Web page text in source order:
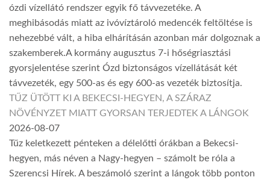
ózdi vízellátó rendszer egyik fő távvezetéke. A
meghibásodás miatt az ivóvíztároló medencék feltöltése is
nehezebbé vált, a hiba elhárításán azonban már dolgoznak a
szakemberek.A kormány augusztus 7-i hőségriasztási
gyorsjelentése szerint Ózd biztonságos vízellátását két
távvezeték, egy 500-as és egy 600-as vezeték biztosítja.
TŰZ ÜTÖTT KI A BEKECSI-HEGYEN, A SZÁRAZ
NÖVÉNYZET MIATT GYORSAN TERJEDTEK A LÁNGOK
2026-08-07
Tűz keletkezett pénteken a délelőtti órákban a Bekecsi-
hegyen, más néven a Nagy-hegyen – számolt be róla a
Szerencsi Hírek. A beszámoló szerint a lángok több ponton